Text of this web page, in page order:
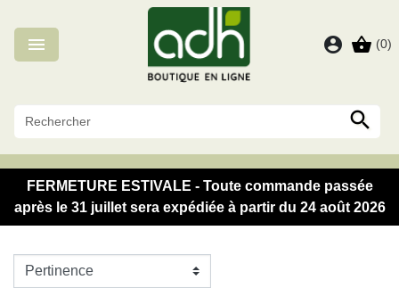
 account_circle shopping_basket (0)

FERMETURE ESTIVALE - Toute commande passée
après le 31 juillet sera expédiée à partir du 24 août 2026
Panneau de gestion des cookies